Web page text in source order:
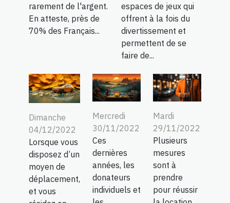
rarement de l'argent.
En atteste, près de
70% des Français...
espaces de jeux qui
offrent à la fois du
divertissement et
permettent de se
faire de...
Dimanche
04/12/2022
Lorsque vous
disposez d’un
moyen de
déplacement,
et vous
Mercredi
30/11/2022
Ces
dernières
années, les
donateurs
individuels et
Mardi
29/11/2022
Plusieurs
mesures
sont à
prendre
pour réussir